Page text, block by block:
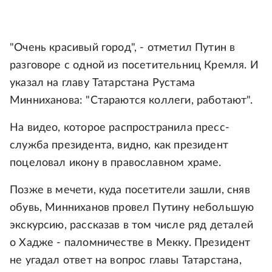
"Очень красивый город", - отметил Путин в
разговоре с одной из посетительниц Кремля. И
указал на главу Татарстана Рустама
Минниханова: "Стараются коллеги, работают".
На видео, которое распространила пресс-
служба президента, видно, как президент
поцеловал икону в православном храме.
Позже в мечети, куда посетители зашли, сняв
обувь, Минниханов провел Путину небольшую
экскурсию, рассказав в том числе ряд деталей
о Хадже - паломничестве в Мекку. Президент
не угадал ответ на вопрос главы Татарстана,